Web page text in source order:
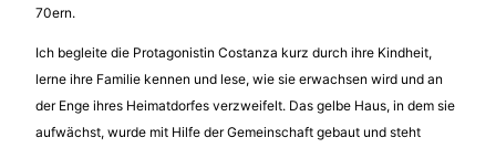
70ern.
Ich begleite die Protagonistin Costanza kurz durch ihre Kindheit,
lerne ihre Familie kennen und lese, wie sie erwachsen wird und an
der Enge ihres Heimatdorfes verzweifelt. Das gelbe Haus, in dem sie
aufwächst, wurde mit Hilfe der Gemeinschaft gebaut und steht